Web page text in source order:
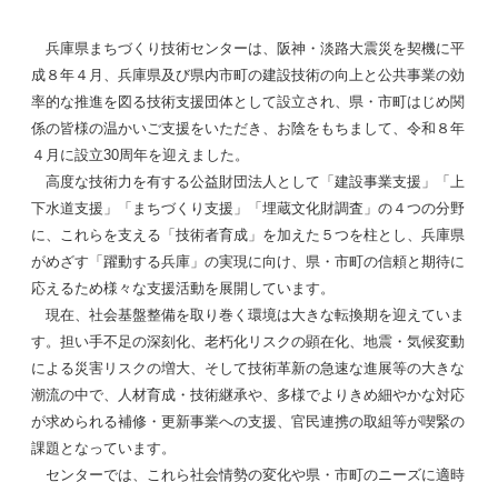
兵庫県まちづくり技術センターは、阪神・淡路大震災を契機に平
成８年４月、兵庫県及び県内市町の建設技術の向上と公共事業の効
率的な推進を図る技術支援団体として設立され、県・市町はじめ関
係の皆様の温かいご支援をいただき、お陰をもちまして、令和８年
４月に設立30周年を迎えました。
高度な技術力を有する公益財団法人として「建設事業支援」「上
下水道支援」「まちづくり支援」「埋蔵文化財調査」の４つの分野
に、これらを支える「技術者育成」を加えた５つを柱とし、兵庫県
がめざす「躍動する兵庫」の実現に向け、県・市町の信頼と期待に
応えるため様々な支援活動を展開しています。
現在、社会基盤整備を取り巻く環境は大きな転換期を迎えていま
す。担い手不足の深刻化、老朽化リスクの顕在化、地震・気候変動
による災害リスクの増大、そして技術革新の急速な進展等の大きな
潮流の中で、人材育成・技術継承や、多様でよりきめ細やかな対応
が求められる補修・更新事業への支援、官民連携の取組等が喫緊の
課題となっています。
センターでは、これら社会情勢の変化や県・市町のニーズに適時